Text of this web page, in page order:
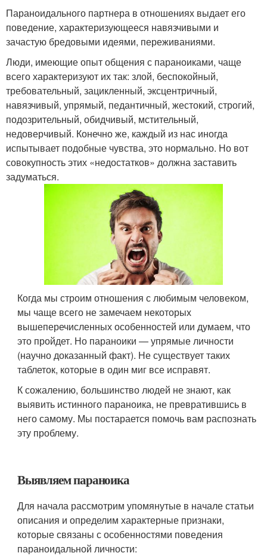
Параноидального партнера в отношениях выдает его
поведение, характеризующееся навязчивыми и
зачастую бредовыми идеями, переживаниями.
Люди, имеющие опыт общения с параноиками, чаще
всего характеризуют их так: злой, беспокойный,
требовательный, зацикленный, эксцентричный,
навязчивый, упрямый, педантичный, жестокий, строгий,
подозрительный, обидчивый, мстительный,
недоверчивый. Конечно же, каждый из нас иногда
испытывает подобные чувства, это нормально. Но вот
совокупность этих «недостатков» должна заставить
задуматься.
Когда мы строим отношения с любимым человеком,
мы чаще всего не замечаем некоторых
вышеперечисленных особенностей или думаем, что
это пройдет. Но параноики — упрямые личности
(научно доказанный факт). Не существует таких
таблеток, которые в один миг все исправят.
К сожалению, большинство людей не знают, как
выявить истинного параноика, не превратившись в
него самому. Мы постарается помочь вам распознать
эту проблему.
Выявляем параноика
Для начала рассмотрим упомянутые в начале статьи
описания и определим характерные признаки,
которые связаны с особенностями поведения
параноидальной личности: